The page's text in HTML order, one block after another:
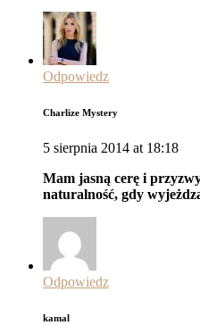
Odpowiedz
Charlize Mystery
5 sierpnia 2014 at 18:18
Mam jasną cerę i
naturalność, gdy
Odpowiedz
kamal